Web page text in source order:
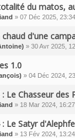
du matos,
» 07 Déc 2025, 23:34
d'une
» 30 Avr 2025,
1.0
» 04 Déc 2024,
: Le Chasseur des
» 18 Mar 2024, 16:27
: Le Satyr
» 13 Fév 2024, 13:24